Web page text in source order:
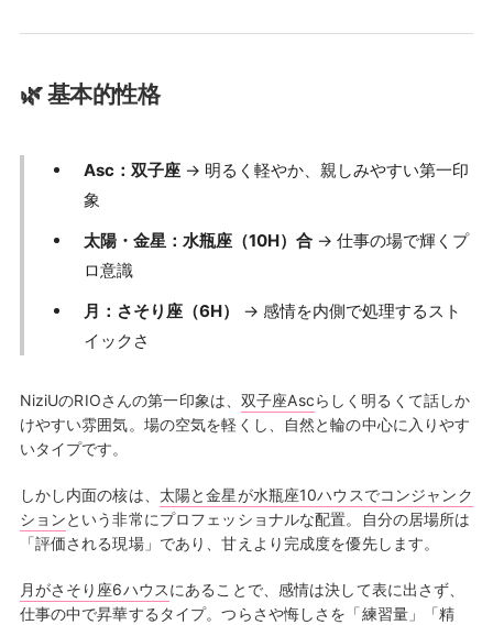
🌿 基本的性格
Asc：双子座→ 明るく軽やか、親しみやすい第一印
象
太陽・金星：水瓶座（10H）合→ 仕事の場で輝くプ
ロ意識
月：さそり座（6H）
→ 感情を内側で処理するスト
イックさ
NiziUのRIOさんの第一印象は、双子座Ascらしく明るくて話しか
けやすい雰囲気。場の空気を軽くし、自然と輪の中心に入りやす
いタイプです。
しかし内面の核は、 太陽と金星が水瓶座10ハウスでコンジャンク
ションという非常にプロフェッショナルな配置。自分の居場所は
「評価される現場」であり、甘えより完成度を優先します。
月がさそり座6ハウスにあることで、感情は決して表に出さず、
仕事の中で昇華するタイプ。つらさや悔しさを「練習量」「精